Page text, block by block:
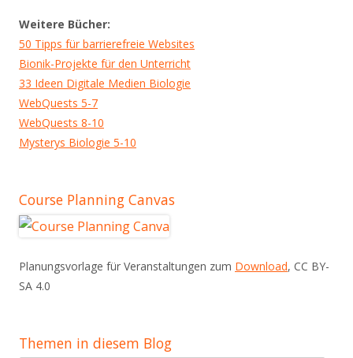
Weitere Bücher:
50 Tipps für barrierefreie Websites
Bionik-Projekte für den Unterricht
33 Ideen Digitale Medien Biologie
WebQuests 5-7
WebQuests 8-10
Mysterys Biologie 5-10
Course Planning Canvas
Planungsvorlage für Veranstaltungen zum Download, CC BY-
SA 4.0
Themen in diesem Blog